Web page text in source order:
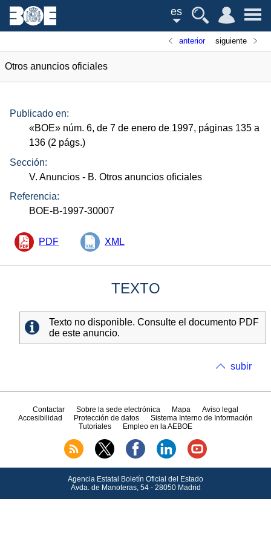
es
anterior siguiente
Otros anuncios oficiales
Publicado en:
«BOE» núm. 6, de 7 de enero de 1997, páginas 135 a
136 (2 págs.)
Sección:
V. Anuncios - B. Otros anuncios oficiales
Referencia:
BOE-B-1997-30007
PDF XML
TEXTO
Texto no disponible. Consulte el documento PDF
de este anuncio.
subir
Contactar Sobre la sede electrónica Mapa
Aviso legal
Accesibilidad
Protección de datos
Sistema Interno de Información
Tutoriales
Empleo en la AEBOE
Agencia Estatal Boletín Oficial del Estado
Avda.de Manoteras, 54 - 28050 Madrid